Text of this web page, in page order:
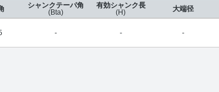
シャンクテーパ角
(Bta)
-
有効シャンク長
(H)
-
大端径
-